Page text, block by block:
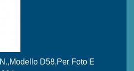
D58,per Foto E